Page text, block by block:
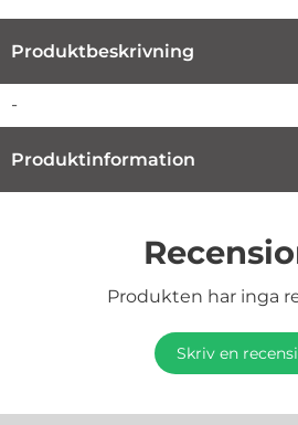
Produktbeskrivning
-
Produktinformation
Produkten har inga
Skriv en